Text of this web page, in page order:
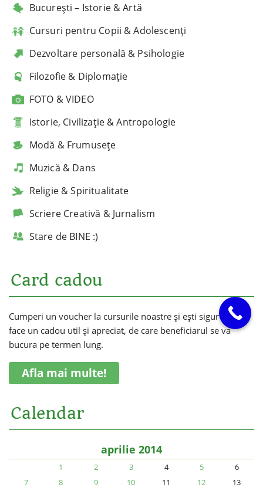
București – Istorie & Artă
Cursuri pentru Copii & Adolescenți
Dezvoltare personală & Psihologie
Filozofie & Diplomație
FOTO & VIDEO
Istorie, Civilizație & Antropologie
Modă & Frumusețe
Muzică & Dans
Religie & Spiritualitate
Scriere Creativă & Jurnalism
Stare de BINE :)
Card cadou
Cumperi un voucher la cursurile noastre și ești sigur că vei
face un cadou util și apreciat, de care beneficiarul se va
bucura pe termen lung.
Afla mai multe!
Calendar
aprilie 2014
1 2 3 4 5
6
7
8 9 10 11 12
13